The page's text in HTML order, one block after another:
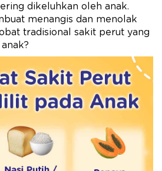
dikeluhkan oleh anak.
menangis dan menolak
tradisional sakit perut yang